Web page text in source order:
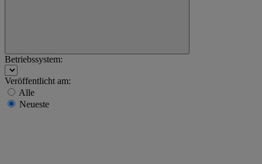
Betriebssystem:
Veröffentlicht am:
Alle
Neueste